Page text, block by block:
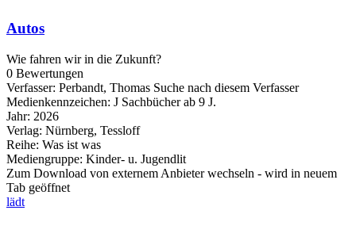
Autos
Wie fahren wir in die Zukunft?
0 Bewertungen
Verfasser: Perbandt, Thomas Suche nach diesem Verfasser
Medienkennzeichen: J Sachbücher ab 9 J.
Jahr: 2026
Verlag: Nürnberg, Tessloff
Reihe: Was ist was
Mediengruppe: Kinder- u. Jugendlit
Zum Download von externem Anbieter wechseln - wird in neuem
Tab geöffnet
lädt